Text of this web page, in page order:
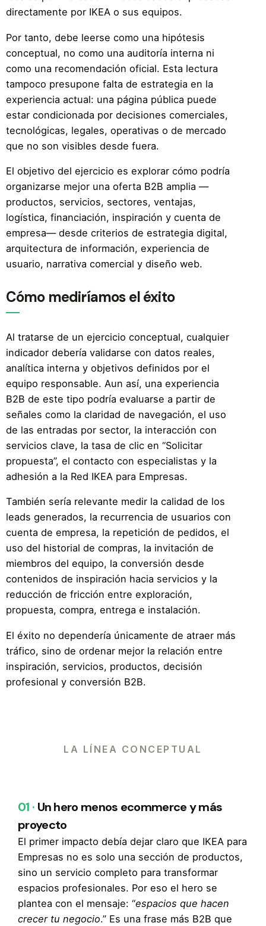
directamente por IKEA o sus equipos.
Por tanto, debe leerse como una hipótesis
conceptual, no como una auditoría interna ni
como una recomendación oficial. Esta lectura
tampoco presupone falta de estrategia en la
experiencia actual: una página pública puede
estar condicionada por decisiones comerciales,
tecnológicas, legales, operativas o de mercado
que no son visibles desde fuera.
El objetivo del ejercicio es explorar cómo podría
organizarse mejor una oferta B2B amplia —
productos, servicios, sectores, ventajas,
logística, financiación, inspiración y cuenta de
empresa— desde criterios de estrategia digital,
arquitectura de información, experiencia de
usuario, narrativa comercial y diseño web.
Cómo mediríamos el éxito
Al tratarse de un ejercicio conceptual, cualquier
indicador debería validarse con datos reales,
analítica interna y objetivos definidos por el
equipo responsable. Aun así, una experiencia
B2B de este tipo podría evaluarse a partir de
señales como la claridad de navegación, el uso
de las entradas por sector, la interacción con
servicios clave, la tasa de clic en “Solicitar
propuesta”, el contacto con especialistas y la
adhesión a la Red IKEA para Empresas.
También sería relevante medir la calidad de los
leads generados, la recurrencia de usuarios con
cuenta de empresa, la repetición de pedidos, el
uso del historial de compras, la invitación de
miembros del equipo, la conversión desde
contenidos de inspiración hacia servicios y la
reducción de fricción entre exploración,
propuesta, compra, entrega e instalación.
El éxito no dependería únicamente de atraer más
tráfico, sino de ordenar mejor la relación entre
inspiración, servicios, productos, decisión
profesional y conversión B2B.
LA LÍNEA CONCEPTUAL
01 · Un hero menos ecommerce y más
proyecto
El primer impacto debía dejar claro que IKEA para
Empresas no es solo una sección de productos,
sino un servicio completo para transformar
espacios profesionales. Por eso el hero se
plantea con el mensaje: “espacios que hacen
crecer tu negocio.” Es una frase más B2B que